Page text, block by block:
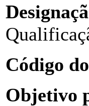
Código
Objetivo